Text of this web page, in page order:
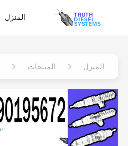
المنزل
المنزل المنتجات